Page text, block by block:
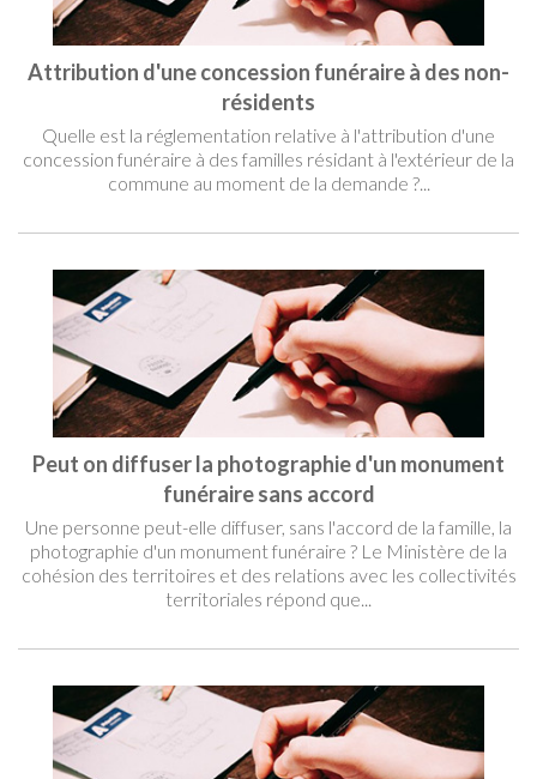
Attribution d'une concession funéraire à des non-
résidents
Quelle est la réglementation relative à l'attribution d'une
concession funéraire à des familles résidant à l'extérieur de la
commune au moment de la demande ?...
Peut on diffuser la photographie d'un monument
funéraire sans accord
Une personne peut-elle diffuser, sans l'accord de la famille, la
photographie d'un monument funéraire ? Le Ministère de la
cohésion des territoires et des relations avec les collectivités
territoriales répond que...